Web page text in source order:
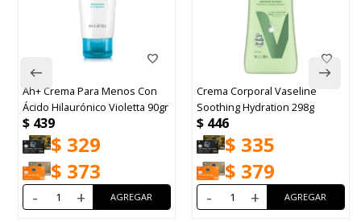
Ah+ Crema Para Menos Con
Ácido Hilaurónico Violetta 90gr
$ 439
$ 329
$ 373
- +
Crema Corporal Vaseline
Soothing Hydration 298g
$ 446
$ 335
$ 379
- +